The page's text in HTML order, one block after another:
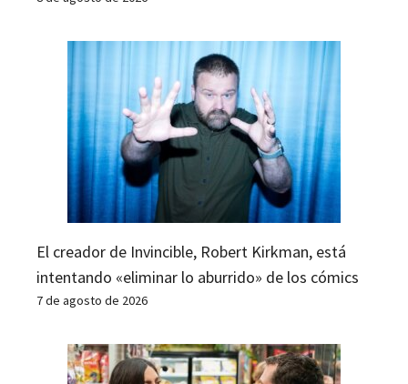
El creador de Invincible, Robert Kirkman, está
intentando «eliminar lo aburrido» de los cómics
7 de agosto de 2026